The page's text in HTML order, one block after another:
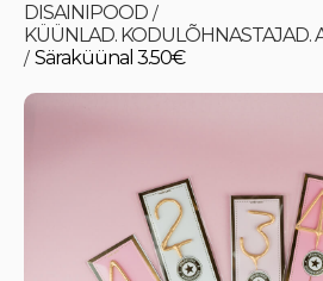
DISAINIPOOD /
KÜÜNLAD. KODULÕHNASTAJAD.
/ Säraküünal 3.50€